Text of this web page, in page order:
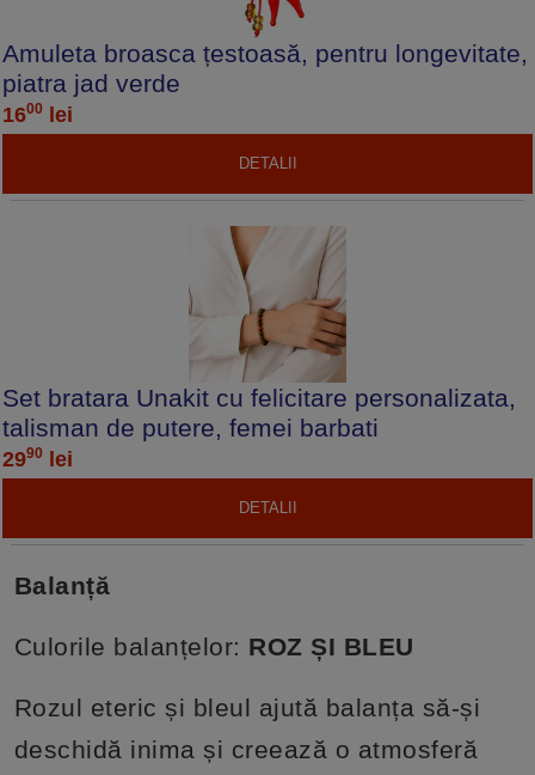
Amuleta broasca țestoasă, pentru longevitate,
piatra jad verde
1600 lei
DETALII
Set bratara Unakit cu felicitare personalizata,
talisman de putere, femei barbati
2990 lei
DETALII
Balanță
Culorile balanțelor: ROZ ȘI BLEU
Rozul eteric și bleul ajută balanța să-și
deschidă inima și creează o atmosferă